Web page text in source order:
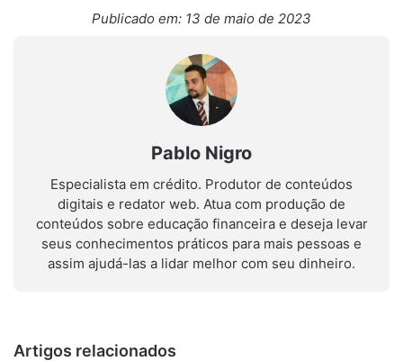
Publicado em: 13 de maio de 2023
Pablo Nigro
Especialista em crédito. Produtor de conteúdos
digitais e redator web. Atua com produção de
conteúdos sobre educação financeira e deseja levar
seus conhecimentos práticos para mais pessoas e
assim ajudá-las a lidar melhor com seu dinheiro.
Artigos relacionados